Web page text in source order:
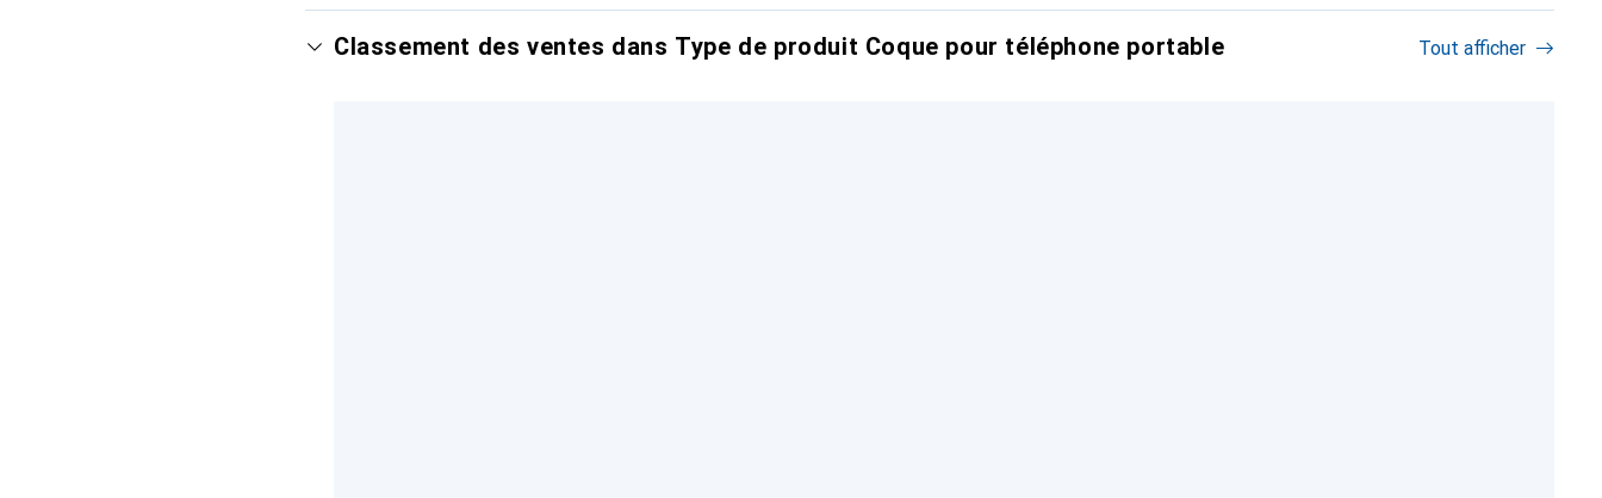
Classement des ventes dans Type de produit Coque pour téléphone portable Tout afficher